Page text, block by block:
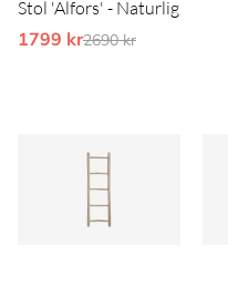
Stol 'Alfors' - Naturlig
1799 krOrdinarie pris:
2690 kr